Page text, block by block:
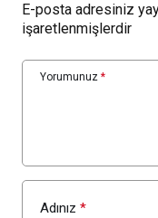
E-posta adresiniz
işaretlenmişlerdir
Yorumunuz *
Adınız *